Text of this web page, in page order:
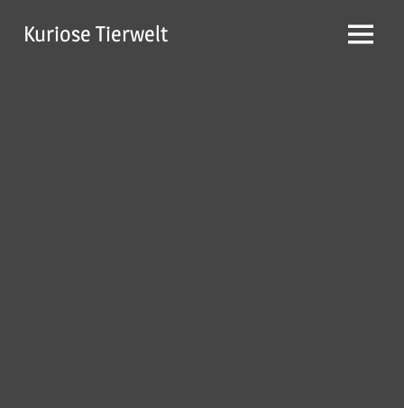
InhaltKuriose Tierwelt Menü